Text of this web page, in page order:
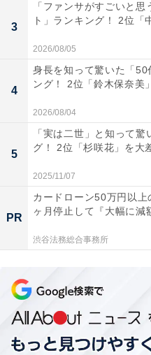
A post shared by 橋本環奈
2位は、橋本環奈さん。
TOP2にランクインしてい
過ぎるビジュアルが「
を集め、大きなパーツが
広い世代を魅了していま
説『おむすび』のヒロイ
さや完璧なビジュアルだ
格が人気を集めています。
3
「ファンサがすごいと
ト」ランキング！ 2位「
2026/08/05
4
身長を知って驚いた「50
ング！ 2位「鈴木保奈美
2026/08/04
5
「実は二世」と知って
グ！ 2位「杉咲花」を大
2025/11/07
PR
カードローン50万円以
ヶ月停止して『大幅に減
渋谷法務総合事務所